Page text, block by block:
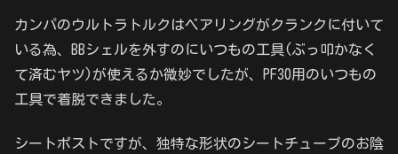
カンパのウルトラトルクはベアリングがクランクに付いて
いる為、BBシェルを外すのにいつもの工具(ぶっ叩かなく
て済むヤツ)が使えるか微妙でしたが、PF30用のいつもの
工具で着脱できました。
シートポストですが、独特な形状のシートチューブのお陰